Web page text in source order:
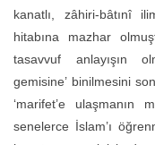
kanatlı, zâhiri-bâtınî
hitabına mazhar
tasavvuf anlayışın
gemisine’ binilmesini
‘marifet’e ulaşmanın
senelerce İslam’ı